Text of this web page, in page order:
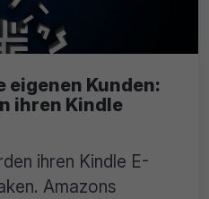
eigenen Kunden:
ihren Kindle
ihren Kindle E-
Amazons